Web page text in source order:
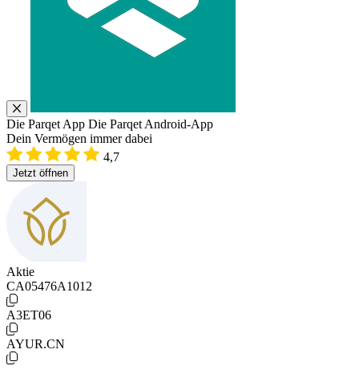
Die Parqet App Die Parqet Android-App
Dein Vermögen immer dabei
4,7
Jetzt öffnen
Aktie
CA05476A1012
A3ET06
AYUR.CN